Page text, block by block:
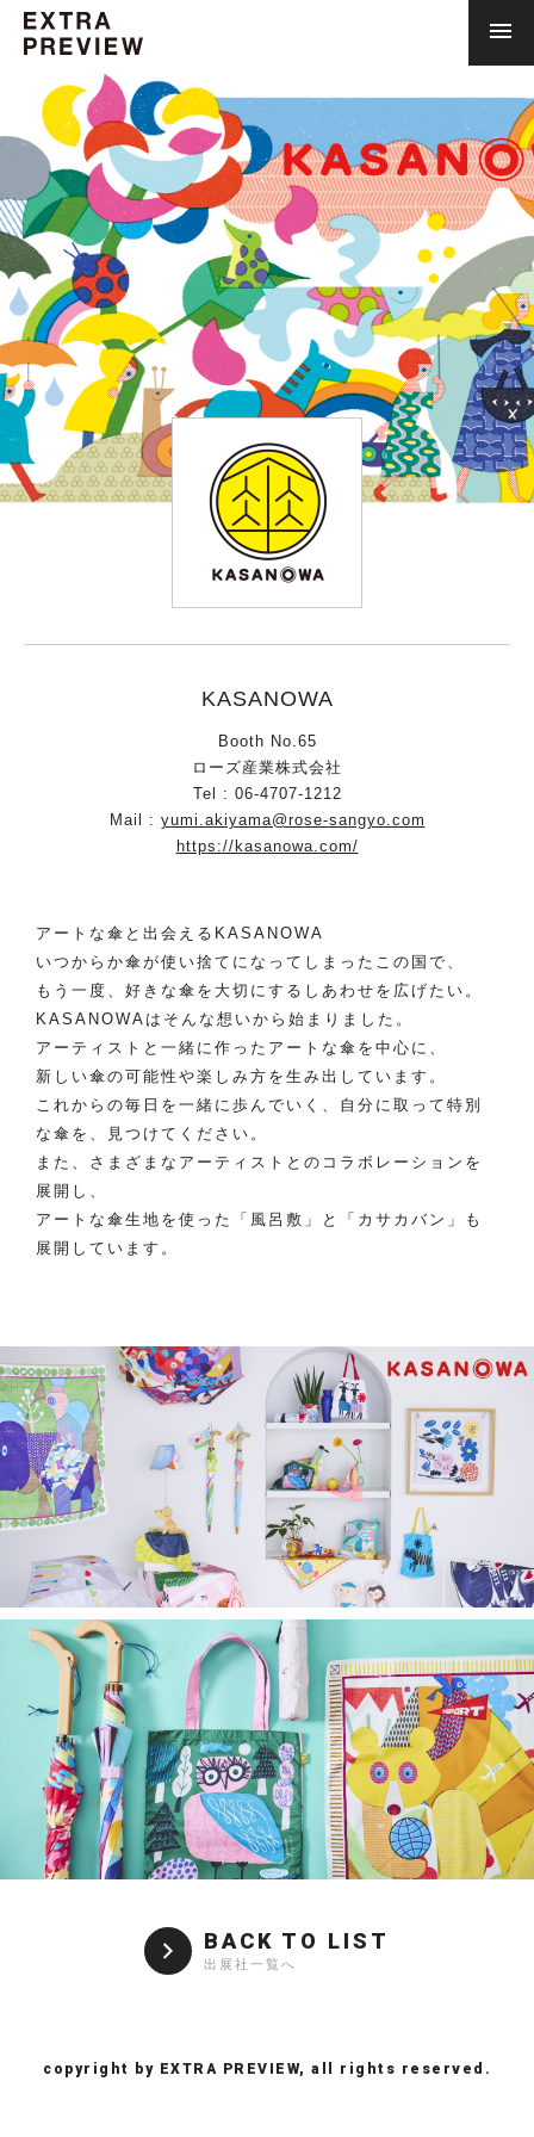
KASANOWA
Booth No.65
ローズ産業株式会社
Tel : 06-4707-1212
Mail : yumi.akiyama@rose-sangyo.com
https://kasanowa.com/
アートな傘と出会えるKASANOWA
いつからか傘が使い捨てになってしまったこの国で、
もう一度、好きな傘を大切にするしあわせを広げたい。
KASANOWAはそんな想いから始まりました。
アーティストと一緒に作ったアートな傘を中心に、
新しい傘の可能性や楽しみ方を生み出しています。
これからの毎日を一緒に歩んでいく、自分に取って特別
な傘を、見つけてください。
また、さまざまなアーティストとのコラボレーションを
展開し、
アートな傘生地を使った「風呂敷」と「カサカバン」も
展開しています。
BACK TO LIST
出展社一覧へ
copyright by EXTRA PREVIEW, all rights reserved.